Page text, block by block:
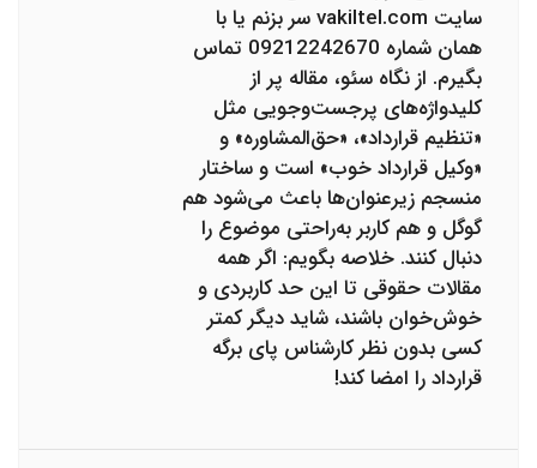
سایت vakiltel.com سر بزنم یا با
همان شماره 09212242670 تماس
بگیرم. از نگاه سئو، مقاله پر از
کلیدواژه‌های پرجست‌وجویی مثل
«تنظیم قرارداد»، «حق‌المشاوره» و
«وکیل قرارداد خوب» است و ساختار
منسجم زیرعنوان‌ها باعث می‌شود هم
گوگل و هم کاربر به‌راحتی موضوع را
دنبال کنند. خلاصه بگویم: اگر همه
مقالات حقوقی تا این حد کاربردی و
خوش‌خوان باشند، شاید دیگر کمتر
کسی بدون نظر کارشناس پای برگه
قرارداد را امضا کند!